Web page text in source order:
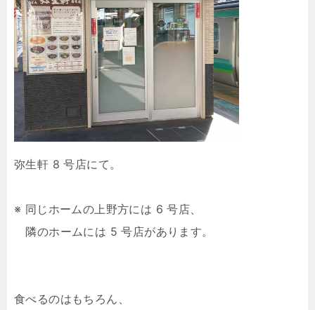
弥生軒 8 号店にて。
※ 同じホームの上野方には 6 号店、
隣のホームには 5 号店があります。
食べるのはもちろん、